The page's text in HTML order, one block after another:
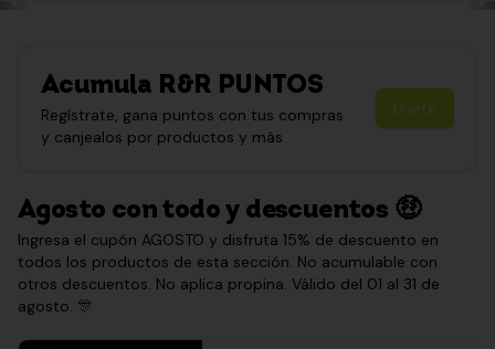
Acumula R&R PUNTOS
Regístrate, gana puntos con tus compras
y canjealos por productos y más
Únete
Agosto con todo y descuentos 🤑
Ingresa el cupón AGOSTO y disfruta 15% de descuento en
todos los productos de esta sección. No acumulable con
otros descuentos. No aplica propina. Válido del 01 al 31 de
agosto. 🎊